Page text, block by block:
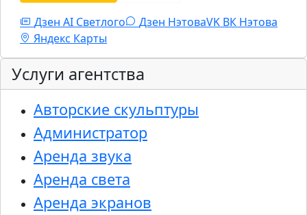
Дзен AI Светлого Дзен НэтоваVK ВК Нэтова
Яндекс Карты
Услуги агентства
Авторские скульптуры
Администратор
Аренда звука
Аренда света
Аренда экранов